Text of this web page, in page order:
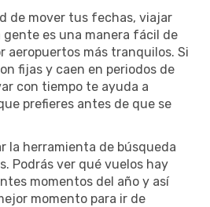
de mover tus fechas, viajar
es una manera fácil de
aeropuertos más tranquilos. Si
fijas y caen en periodos de
con tiempo te ayuda a
prefieres antes de que se
la herramienta de búsqueda
Podrás ver qué vuelos hay
momentos del año y así
momento para ir de